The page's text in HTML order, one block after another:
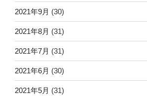
2021年9月 (30)
2021年8月 (31)
2021年7月 (31)
2021年6月 (30)
2021年5月 (31)